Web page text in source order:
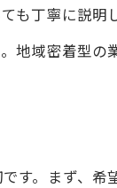
丁寧に説明
地域密着型の
。まず、希